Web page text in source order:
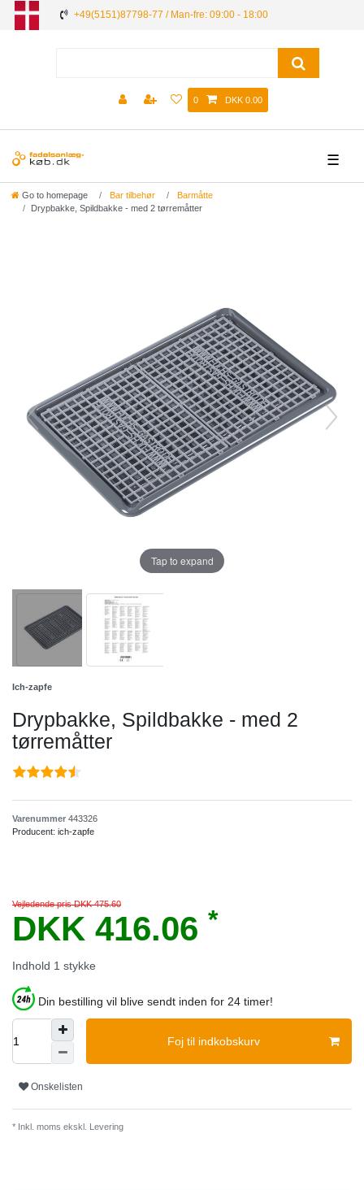
+49(5151)87798-77 / Man-fre: 09:00 - 18:00
0 DKK 0.00
☰
Go to homepage Bar tilbehør
Barmåtte
Drypbakke, Spildbakke - med 2 tørremåtter
Tap to expand
Ich-zapfe
Drypbakke, Spildbakke - med 2
tørremåtter
Varenummer 443326
Producent: ich-zapfe
Vejledende pris DKK 475.60
DKK 416.06 *
Indhold 1 stykke
Din bestilling vil blive sendt inden for 24 timer!
Foj til indkobskurv
Onskelisten
* Inkl. moms ekskl. Levering